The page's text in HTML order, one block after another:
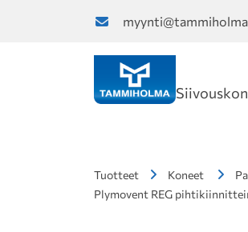
Tuotteet Koneet
Plymovent REG